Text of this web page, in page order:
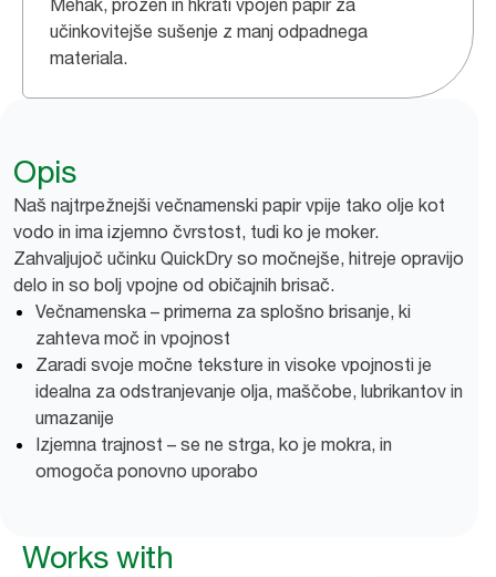
Mehak, prožen in hkrati vpojen papir za
učinkovitejše sušenje z manj odpadnega
materiala.
Opis
Naš najtrpežnejši večnamenski papir vpije tako olje kot
vodo in ima izjemno čvrstost, tudi ko je moker.
Zahvaljujoč učinku QuickDry so močnejše, hitreje opravijo
delo in so bolj vpojne od običajnih brisač.
Večnamenska – primerna za splošno brisanje, ki
zahteva moč in vpojnost
Zaradi svoje močne teksture in visoke vpojnosti je
idealna za odstranjevanje olja, maščobe, lubrikantov in
umazanije
Izjemna trajnost – se ne strga, ko je mokra, in
omogoča ponovno uporabo
Works with